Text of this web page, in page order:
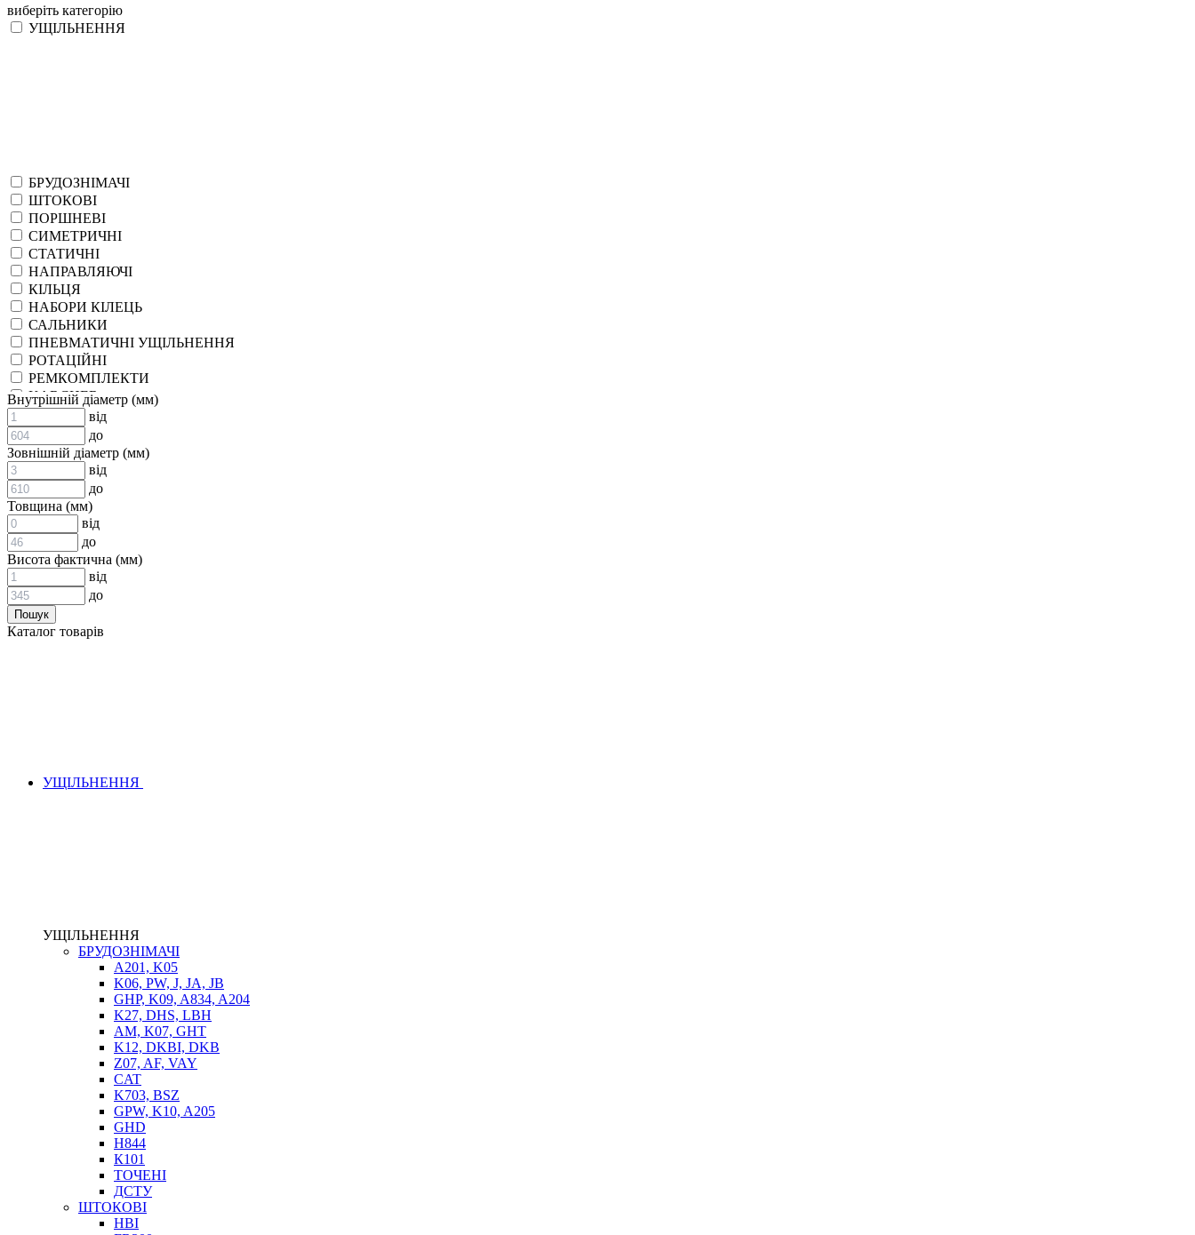
виберіть категорію
УЩІЛЬНЕННЯ
БРУДОЗНІМАЧІ
ШТОКОВІ
ПОРШНЕВІ
СИМЕТРИЧНІ
СТАТИЧНІ
НАПРАВЛЯЮЧІ
КІЛЬЦЯ
НАБОРИ КІЛЕЦЬ
САЛЬНИКИ
ПНЕВМАТИЧНІ УЩІЛЬНЕННЯ
РОТАЦІЙНІ
РЕМКОМПЛЕКТИ
KARCHER
EPDM
СПЕЦІАЛЬНІ
ВСТАВКИ МУФТ (ЗІРОЧКИ)
ГІДРАВЛІКА
АДАПТЕРИ
КЛАПАНИ
НАСОСИ-ДОЗАТОРИ
ЛЕБІДКИ
ВТУЛКИ
Внутрішній діаметр (мм)
від
до
Зовнішній діаметр (мм)
від
до
Товщина (мм)
від
до
Висота фактична (мм)
від
до
Каталог товарів
УЩІЛЬНЕННЯ
УЩІЛЬНЕННЯ
БРУДОЗНІМАЧІ
A201, K05
K06, PW, J, JA, JB
GHP, K09, A834, A204
K27, DHS, LBH
AM, K07, GHT
K12, DKBI, DKB
Z07, AF, VAY
CAT
K703, BSZ
GPW, K10, A205
GHD
H844
К101
ТОЧЕНІ
ДСТУ
ШТОКОВІ
HBI